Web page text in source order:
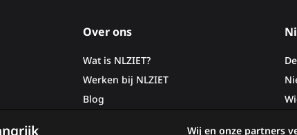
BBC NL
meer
over
Over ons
Wat is NLZIET?
Werken bij NLZIET
Blog
Wij en onze partners